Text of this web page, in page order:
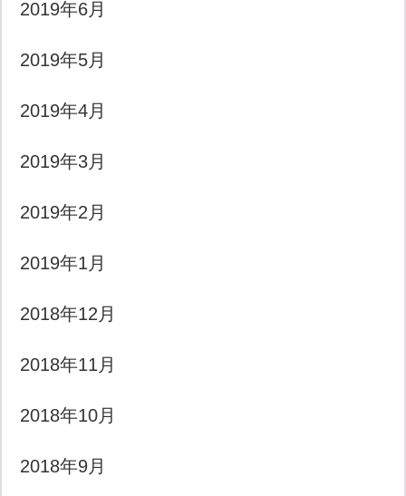
2019年6月
2019年5月
2019年4月
2019年3月
2019年2月
2019年1月
2018年12月
2018年11月
2018年10月
2018年9月